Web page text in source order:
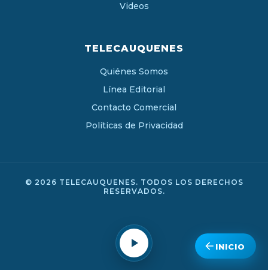
Videos
TELECAUQUENES
Quiénes Somos
Línea Editorial
Contacto Comercial
Políticas de Privacidad
© 2026 TELECAUQUENES. TODOS LOS DERECHOS
RESERVADOS.
INICIO